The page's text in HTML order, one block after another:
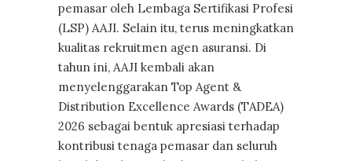
pemasar oleh Lembaga Sertifikasi Profesi
(LSP) AAJI. Selain itu, terus meningkatkan
kualitas rekruitmen agen asuransi. Di
tahun ini, AAJI kembali akan
menyelenggarakan Top Agent &
Distribution Excellence Awards (TADEA)
2026 sebagai bentuk apresiasi terhadap
kontribusi tenaga pemasar dan seluruh